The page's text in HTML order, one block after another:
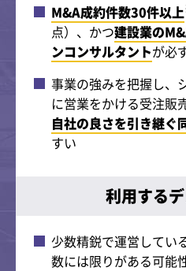
M&A成約件数30件以上
点）、かつ建設業の
ンコンサルタントが必
事業の強みを把握し、
に営業をかける受注販
自社の良さを引き継ぐ
すい
利用する
少数精鋭で運営してい
数には限りがある可能